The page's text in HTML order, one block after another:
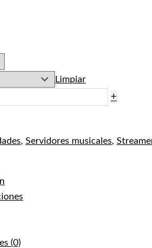
Limpiar
+
, Servidores musicales,
(0)